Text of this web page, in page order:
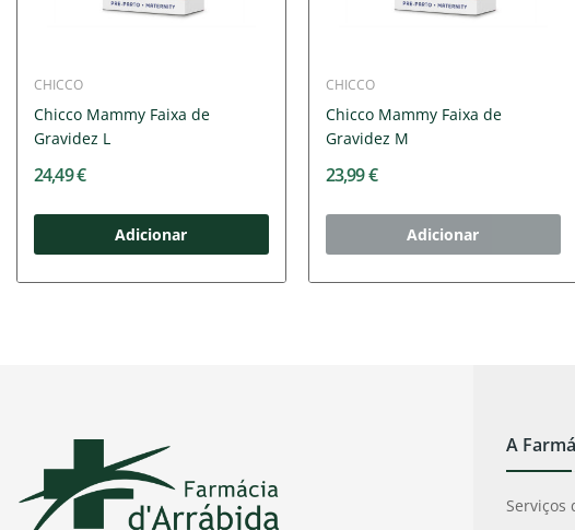
CHICCO
Chicco Mammy Faixa de
Gravidez L
24,49 €
Adicionar
CHICCO
Chicco Mammy Faixa de
Gravidez M
23,99 €
Adicionar
A
Serviços